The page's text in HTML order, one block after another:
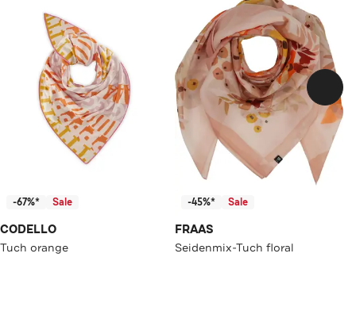
-67%* Sale
CODELLO
Tuch orange
-45%* Sale
FRAAS
Seidenmix-Tuch floral